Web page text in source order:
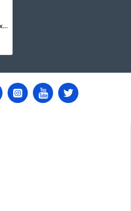
«Arab alifbosida husnixat»